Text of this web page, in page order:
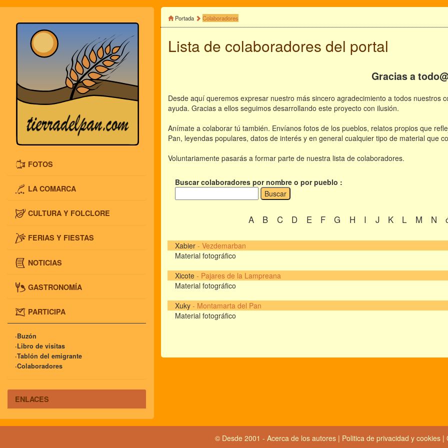
FOTOS
LA COMARCA
CULTURA Y FOLCLORE
FERIAS Y FIESTAS
NOTICIAS
GASTRONOMÍA
PARTICIPA
·Buzón
·Libro de visitas
·Tablón del emigrante
·Colaboradores
ENLACES
Portada Colaboradores
Lista de colaboradores del portal
Gracias a
Desde aquí queremos expresar nuestro más sincero agradecimiento a todos nuestros
ayuda. Gracias a ellos seguimos desarrollando este proyecto con ilusión.
Anímate a colaborar tú también. Envíanos fotos de los pueblos, relatos propios que
Pan, leyendas populares, datos de interés y en general cualquier tipo de material que
Voluntariamente pasarás a formar parte de nuestra lista de colaboradores.
Buscar colaboradores por nombre o por pueblo :
A B C D E F G H I J K L M N
Xabier - Vezdemarban
Material fotográfico
Xicote - Pajares de la Lampreana
Material fotográfico
Xuky - Montamarta del Pan
Material fotográfico
© Desde 2001 - Acerca de los autores| Politica de privacidad y cookies |